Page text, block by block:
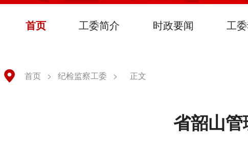
首页 工委简介 时政要闻 工
首页 > 纪检监察工委 > 正文
省韶山